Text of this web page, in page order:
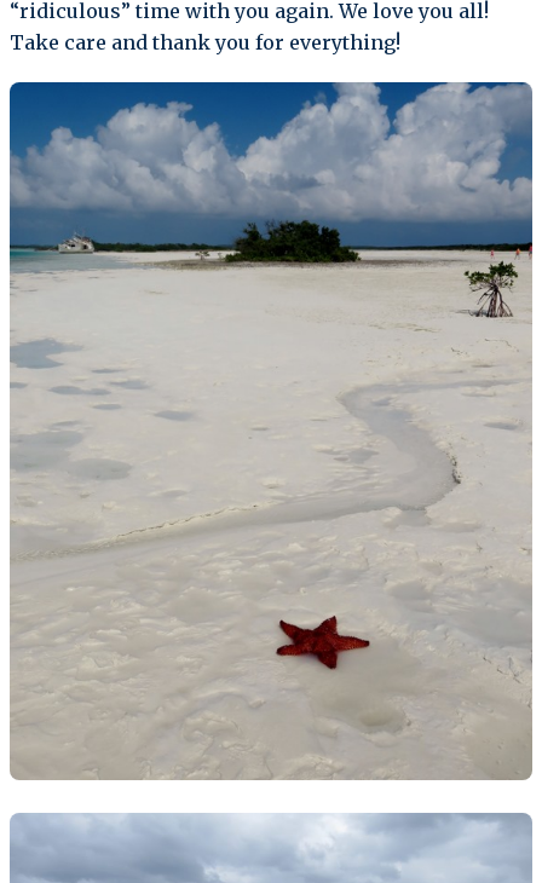
“ridiculous” time with you again. We love you all!
Take care and thank you for everything!